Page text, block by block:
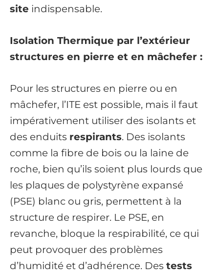
site indispensable.
Isolation Thermique par l’extérieur
structures en pierre et en mâchefer :
Pour les structures en pierre ou en
mâchefer, l’ITE est possible, mais il faut
impérativement utiliser des isolants et
des enduits respirants. Des isolants
comme la fibre de bois ou la laine de
roche, bien qu’ils soient plus lourds que
les plaques de polystyrène expansé
(PSE) blanc ou gris, permettent à la
structure de respirer. Le PSE, en
revanche, bloque la respirabilité, ce qui
peut provoquer des problèmes
d’humidité et d’adhérence. Des tests